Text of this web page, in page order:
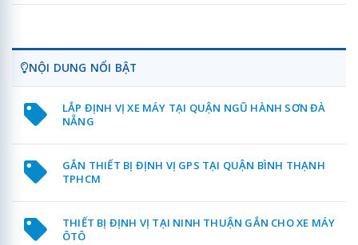
NỘI DUNG NỔI BẬT
LẮP ĐỊNH VỊ XE MÁY TẠI QUẬN NGŨ HÀNH SƠN ĐÀ
NẴNG
GẮN THIẾT BỊ ĐỊNH VỊ GPS TẠI QUẬN BÌNH THẠNH
TPHCM
THIẾT BỊ ĐỊNH VỊ TẠI NINH THUẬN GẮN CHO XE MÁY
ÔTÔ